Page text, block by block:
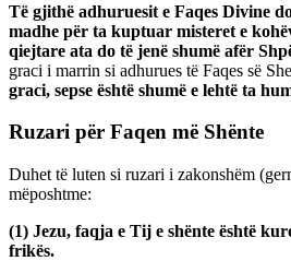
Të gjithë adhuruesit e Faqes Divine
madhe për ta kuptuar misteret e
qiejtare ata do të jenë shumë afër
graci i marrin si adhurues të Faqes së
graci, sepse është shumë e lehtë ta
Ruzari për Faqen më Shënte
Duhet të luten si ruzari i zakonshëm
mëposhtme:
(1) Jezu, faqja e Tij e shënte është
frikës.